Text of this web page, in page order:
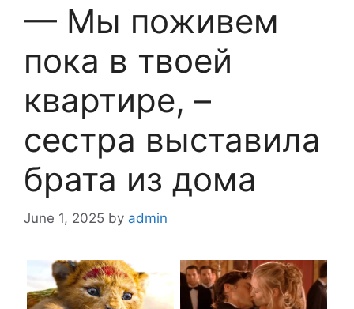
— Мы поживем
пока в твоей
квартире, –
сестра выставила
брата из дома
June 1, 2025 by admin